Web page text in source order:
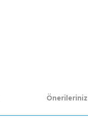
Önerileriniz